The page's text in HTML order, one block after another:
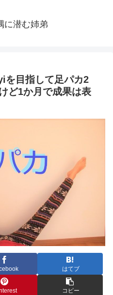
に潜む姉弟
を目指して足パカ2
ど1か月で成果は表
はてブ
コピー